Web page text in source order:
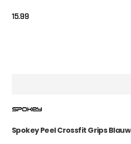
15.99
Spokey Peel Crossfit Grips Blauw